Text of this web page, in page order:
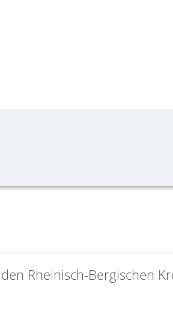
Rheinisch-Bergischen